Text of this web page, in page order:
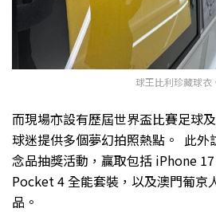
球王比利珍藏球衣
而現場亦設有歷屆世界盃比賽足球
球迷提供多個夢幻拍照熱點。
此外
念品抽獎活動，贏取包括 iPhone
Pocket 4 全能套裝，以及澳門葡京
品。